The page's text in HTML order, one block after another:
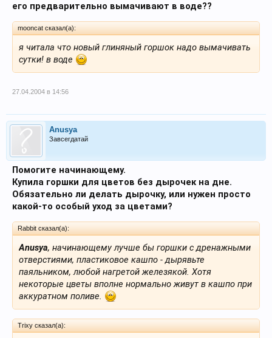
его предварительно вымачивают в воде??
mooncat сказал(а):
я читала что новый глиняный горшок надо вымачивать
сутки! в воде
27.04.2004 в 14:56
Anusya
Завсегдатай
Помогите начинающему.
Купила горшки для цветов без дырочек на дне.
Обязательно ли делать дырочку, или нужен просто
какой-то особый уход за цветами?
Rabbit сказал(а):
Anusya, начинающему лучше бы горшки с дренажными
отверстиями, пластиковое кашпо - дырявьте
паяльником, любой нагретой железякой. Хотя
некоторые цветы вполне нормально живут в кашпо при
аккуратном поливе.
Trixy сказал(а):